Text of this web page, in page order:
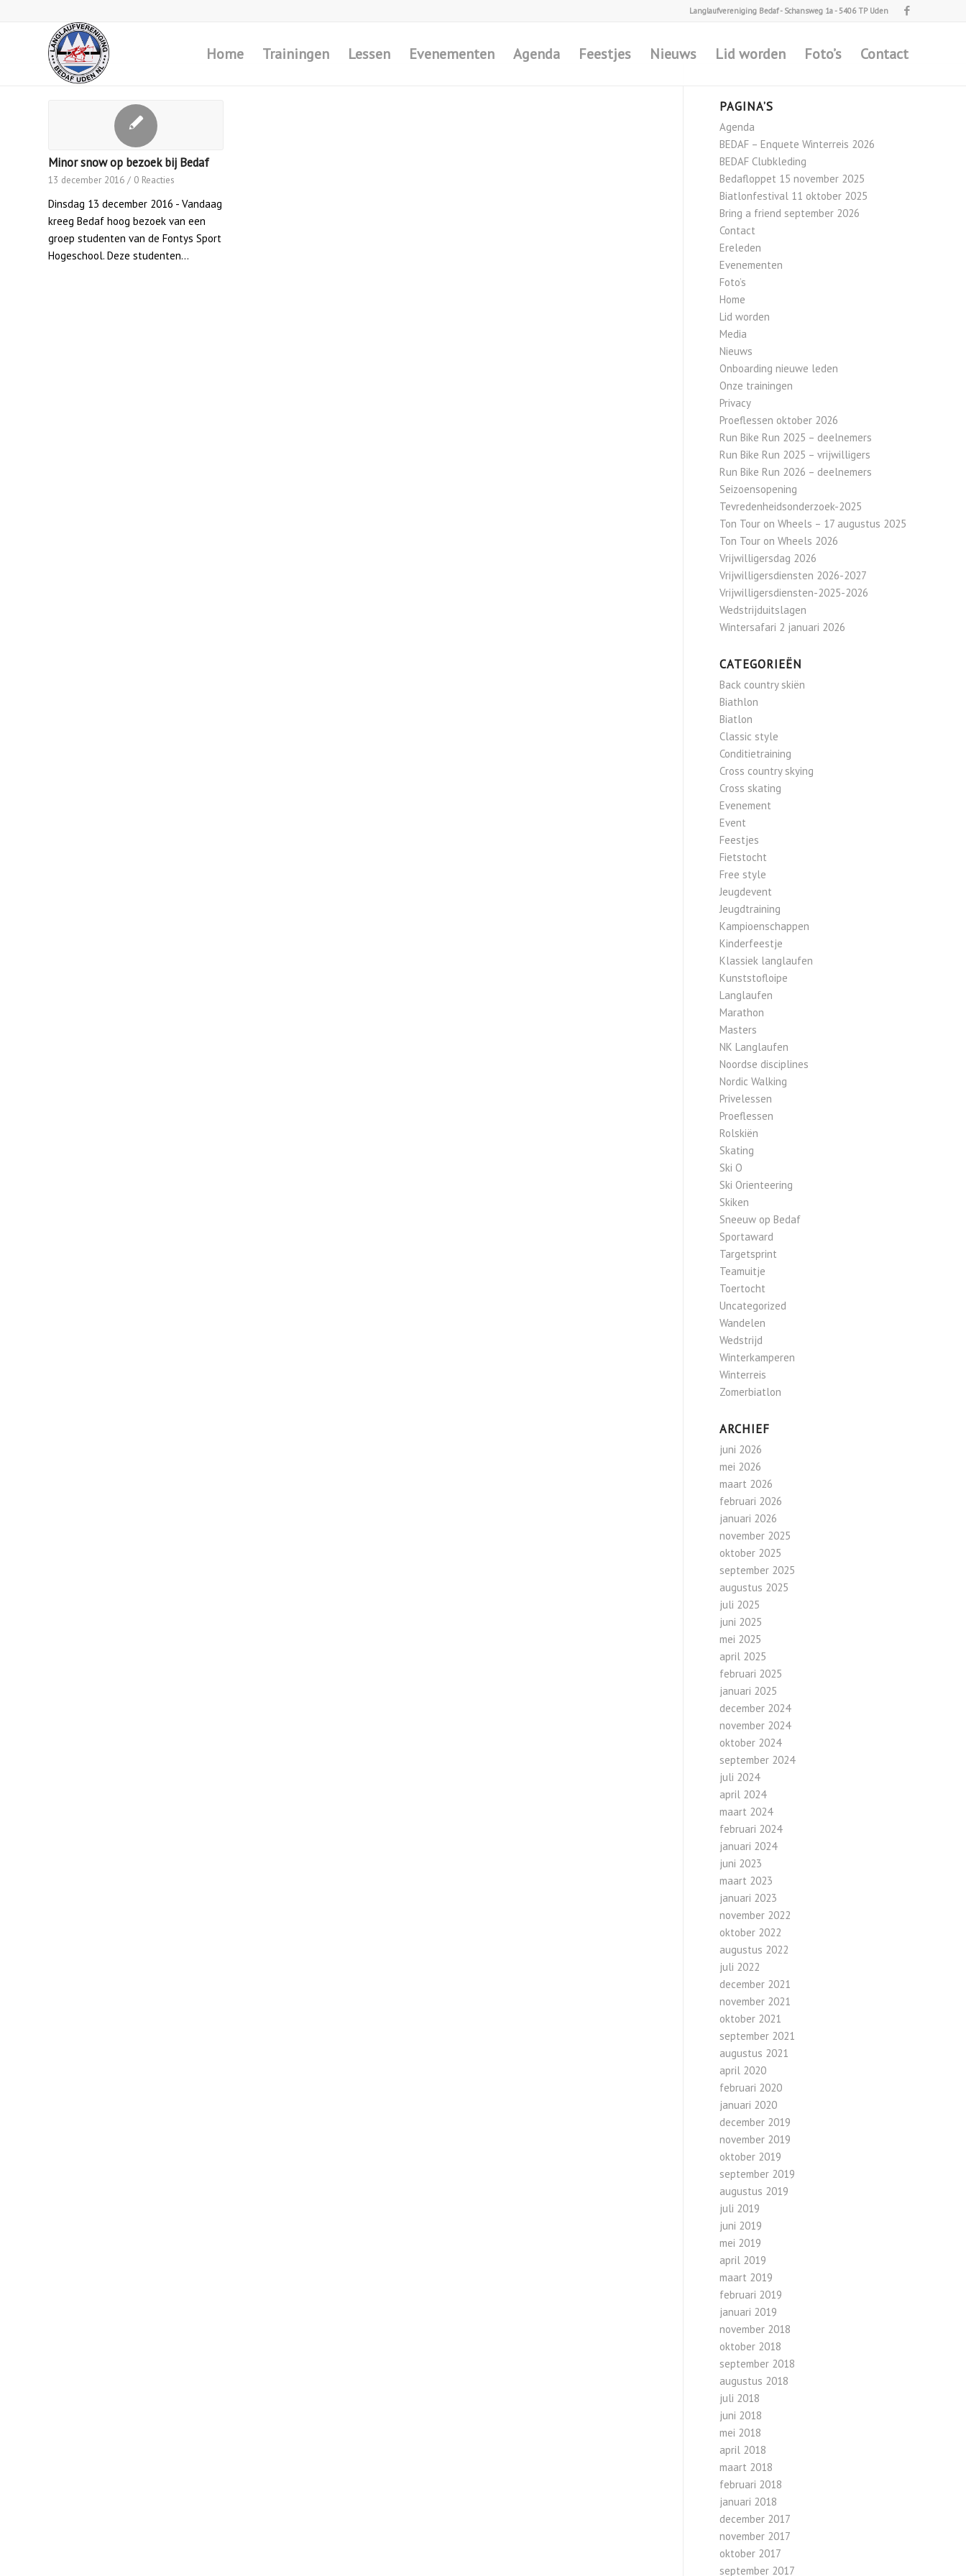
Langlaufvereniging Bedaf - Schansweg 1a - 5406 TP Uden
Home Trainingen Lessen Evenementen Agenda Feestjes Nieuws Lid worden Foto’s Contact
Minor snow op bezoek bij Bedaf
13 december 2016 / 0 Reacties
Dinsdag 13 december 2016 - Vandaag
kreeg Bedaf hoog bezoek van een
groep studenten van de Fontys Sport
Hogeschool. Deze studenten…
PAGINA’S
Agenda
BEDAF – Enquete Winterreis 2026
BEDAF Clubkleding
Bedafloppet 15 november 2025
Biatlonfestival 11 oktober 2025
Bring a friend september 2026
Contact
Ereleden
Evenementen
Foto’s
Home
Lid worden
Media
Nieuws
Onboarding nieuwe leden
Onze trainingen
Privacy
Proeflessen oktober 2026
Run Bike Run 2025 – deelnemers
Run Bike Run 2025 – vrijwilligers
Run Bike Run 2026 – deelnemers
Seizoensopening
Tevredenheidsonderzoek-2025
Ton Tour on Wheels – 17 augustus 2025
Ton Tour on Wheels 2026
Vrijwilligersdag 2026
Vrijwilligersdiensten 2026-2027
Vrijwilligersdiensten-2025-2026
Wedstrijduitslagen
Wintersafari 2 januari 2026
CATEGORIEËN
Back country skiën
Biathlon
Biatlon
Classic style
Conditietraining
Cross country skying
Cross skating
Evenement
Event
Feestjes
Fietstocht
Free style
Jeugdevent
Jeugdtraining
Kampioenschappen
Kinderfeestje
Klassiek langlaufen
Kunststofloipe
Langlaufen
Marathon
Masters
NK Langlaufen
Noordse disciplines
Nordic Walking
Privelessen
Proeflessen
Rolskiën
Skating
Ski O
Ski Orienteering
Skiken
Sneeuw op Bedaf
Sportaward
Targetsprint
Teamuitje
Toertocht
Uncategorized
Wandelen
Wedstrijd
Winterkamperen
Winterreis
Zomerbiatlon
ARCHIEF
juni 2026
mei 2026
maart 2026
februari 2026
januari 2026
november 2025
oktober 2025
september 2025
augustus 2025
juli 2025
juni 2025
mei 2025
april 2025
februari 2025
januari 2025
december 2024
november 2024
oktober 2024
september 2024
juli 2024
april 2024
maart 2024
februari 2024
januari 2024
juni 2023
maart 2023
januari 2023
november 2022
oktober 2022
augustus 2022
juli 2022
december 2021
november 2021
oktober 2021
september 2021
augustus 2021
april 2020
februari 2020
januari 2020
december 2019
november 2019
oktober 2019
september 2019
augustus 2019
juli 2019
juni 2019
mei 2019
april 2019
maart 2019
februari 2019
januari 2019
november 2018
oktober 2018
september 2018
augustus 2018
juli 2018
juni 2018
mei 2018
april 2018
maart 2018
februari 2018
januari 2018
december 2017
november 2017
oktober 2017
september 2017